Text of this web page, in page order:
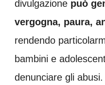
divulgazione può
vergogna, paura,
rendendo
bambini e
denunciare gli